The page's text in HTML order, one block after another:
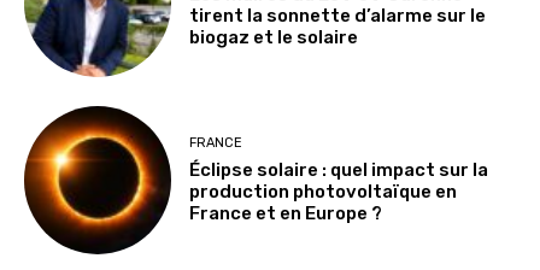
tirent la sonnette d’alarme sur le
biogaz et le solaire
FRANCE
Éclipse solaire : quel impact sur la
production photovoltaïque en
France et en Europe ?